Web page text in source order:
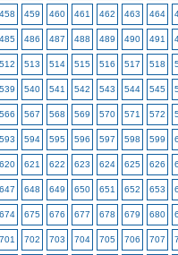
458 459 460 461 462 463 464
485 486 487 488 489 490 491
512 513 514 515 516 517 518
539 540 541 542 543 544 545
566 567 568 569 570 571 572
593 594 595 596 597 598 599
620 621 622 623 624 625 626
647 648 649 650 651 652 653
674 675 676 677 678 679 680
701 702 703 704 705 706 707